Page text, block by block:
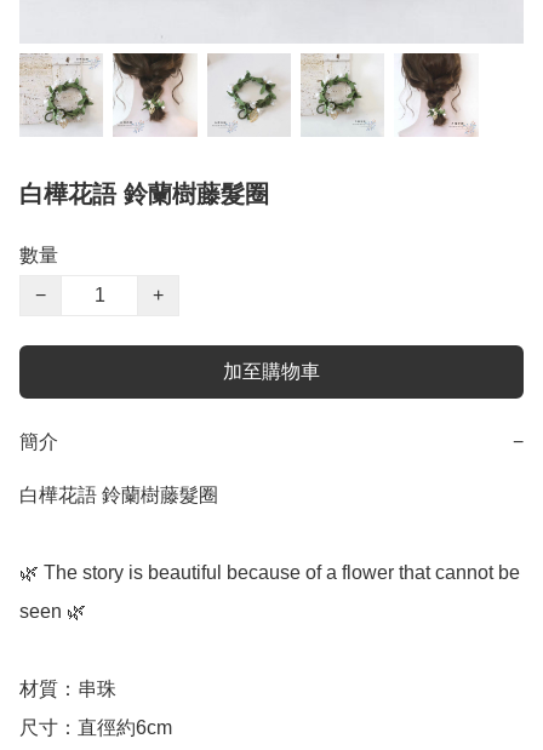
白樺花語 鈴蘭樹藤髮圈
數量
−
+
加至購物車
簡介 −
白樺花語 鈴蘭樹藤髮圈
🌿 The story is beautiful because of a flower that cannot be
seen 🌿
材質：串珠
尺寸：直徑約6cm